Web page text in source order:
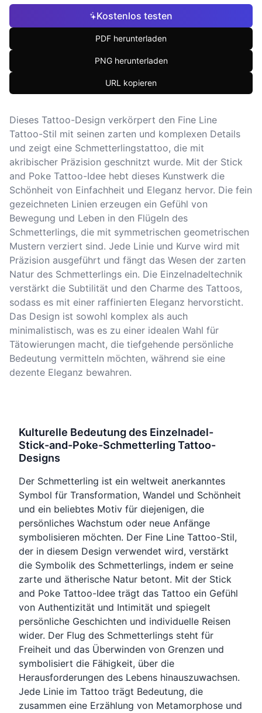
Kostenlos testen
PDF herunterladen
PNG herunterladen
URL kopieren
Dieses Tattoo-Design verkörpert den Fine Line
Tattoo-Stil mit seinen zarten und komplexen Details
und zeigt eine Schmetterlingstattoo, die mit
akribischer Präzision geschnitzt wurde. Mit der Stick
and Poke Tattoo-Idee hebt dieses Kunstwerk die
Schönheit von Einfachheit und Eleganz hervor. Die fein
gezeichneten Linien erzeugen ein Gefühl von
Bewegung und Leben in den Flügeln des
Schmetterlings, die mit symmetrischen geometrischen
Mustern verziert sind. Jede Linie und Kurve wird mit
Präzision ausgeführt und fängt das Wesen der zarten
Natur des Schmetterlings ein. Die Einzelnadeltechnik
verstärkt die Subtilität und den Charme des Tattoos,
sodass es mit einer raffinierten Eleganz hervorsticht.
Das Design ist sowohl komplex als auch
minimalistisch, was es zu einer idealen Wahl für
Tätowierungen macht, die tiefgehende persönliche
Bedeutung vermitteln möchten, während sie eine
dezente Eleganz bewahren.
Kulturelle Bedeutung des Einzelnadel-
Stick-and-Poke-Schmetterling Tattoo-
Designs
Der Schmetterling ist ein weltweit anerkanntes
Symbol für Transformation, Wandel und Schönheit
und ein beliebtes Motiv für diejenigen, die
persönliches Wachstum oder neue Anfänge
symbolisieren möchten. Der Fine Line Tattoo-Stil,
der in diesem Design verwendet wird, verstärkt
die Symbolik des Schmetterlings, indem er seine
zarte und ätherische Natur betont. Mit der Stick
and Poke Tattoo-Idee trägt das Tattoo ein Gefühl
von Authentizität und Intimität und spiegelt
persönliche Geschichten und individuelle Reisen
wider. Der Flug des Schmetterlings steht für
Freiheit und das Überwinden von Grenzen und
symbolisiert die Fähigkeit, über die
Herausforderungen des Lebens hinauszuwachsen.
Jede Linie im Tattoo trägt Bedeutung, die
zusammen eine Erzählung von Metamorphose und